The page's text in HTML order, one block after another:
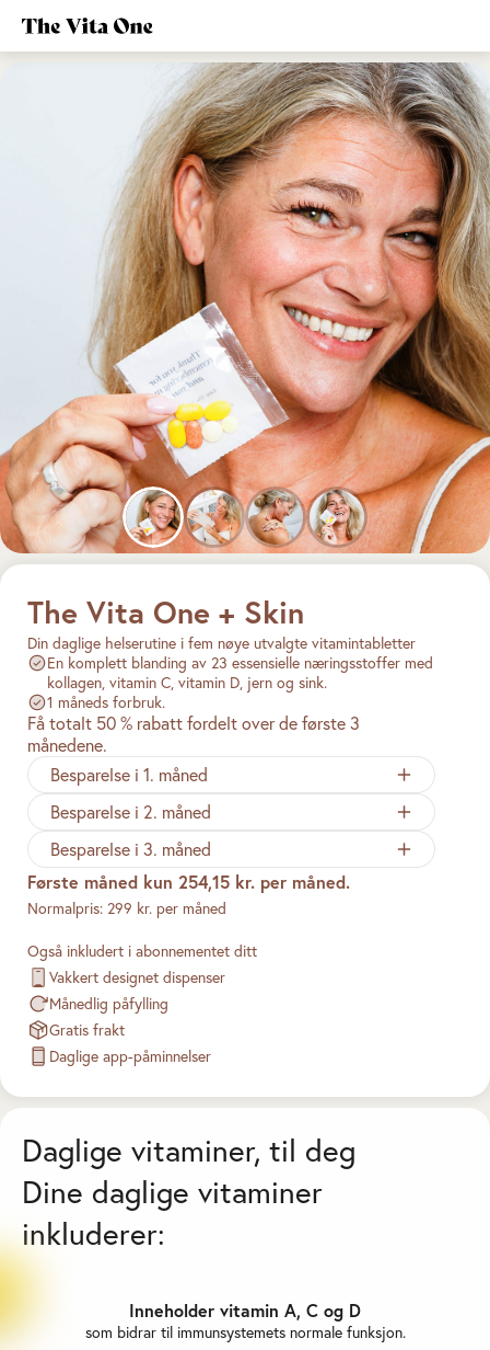
The Vita One + Skin
Din daglige helserutine i fem nøye utvalgte vitamintabletter
En komplett blanding av 23 essensielle næringsstoffer med
kollagen, vitamin C, vitamin D, jern og sink.
1 måneds forbruk.
Få totalt 50 % rabatt fordelt over de første 3
månedene.
Besparelse i 1. måned
Besparelse i 2. måned
Besparelse i 3. måned
Første måned kun 254,15 kr. per måned.
Normalpris: 299 kr. per måned
Også inkludert i abonnementet ditt
Vakkert designet dispenser
Månedlig påfylling
Gratis frakt
Daglige app-påminnelser
Daglige vitaminer, til deg
Dine daglige vitaminer
inkluderer:
Inneholder vitamin A, C og D
som bidrar til immunsystemets normale funksjon.